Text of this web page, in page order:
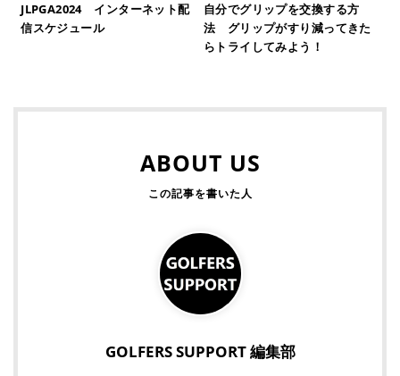
JLPGA2024 インターネット配
信スケジュール
自分でグリップを交換する方
法 グリップがすり減ってきた
らトライしてみよう！
ABOUT US
GOLFERS SUPPORT 編集部